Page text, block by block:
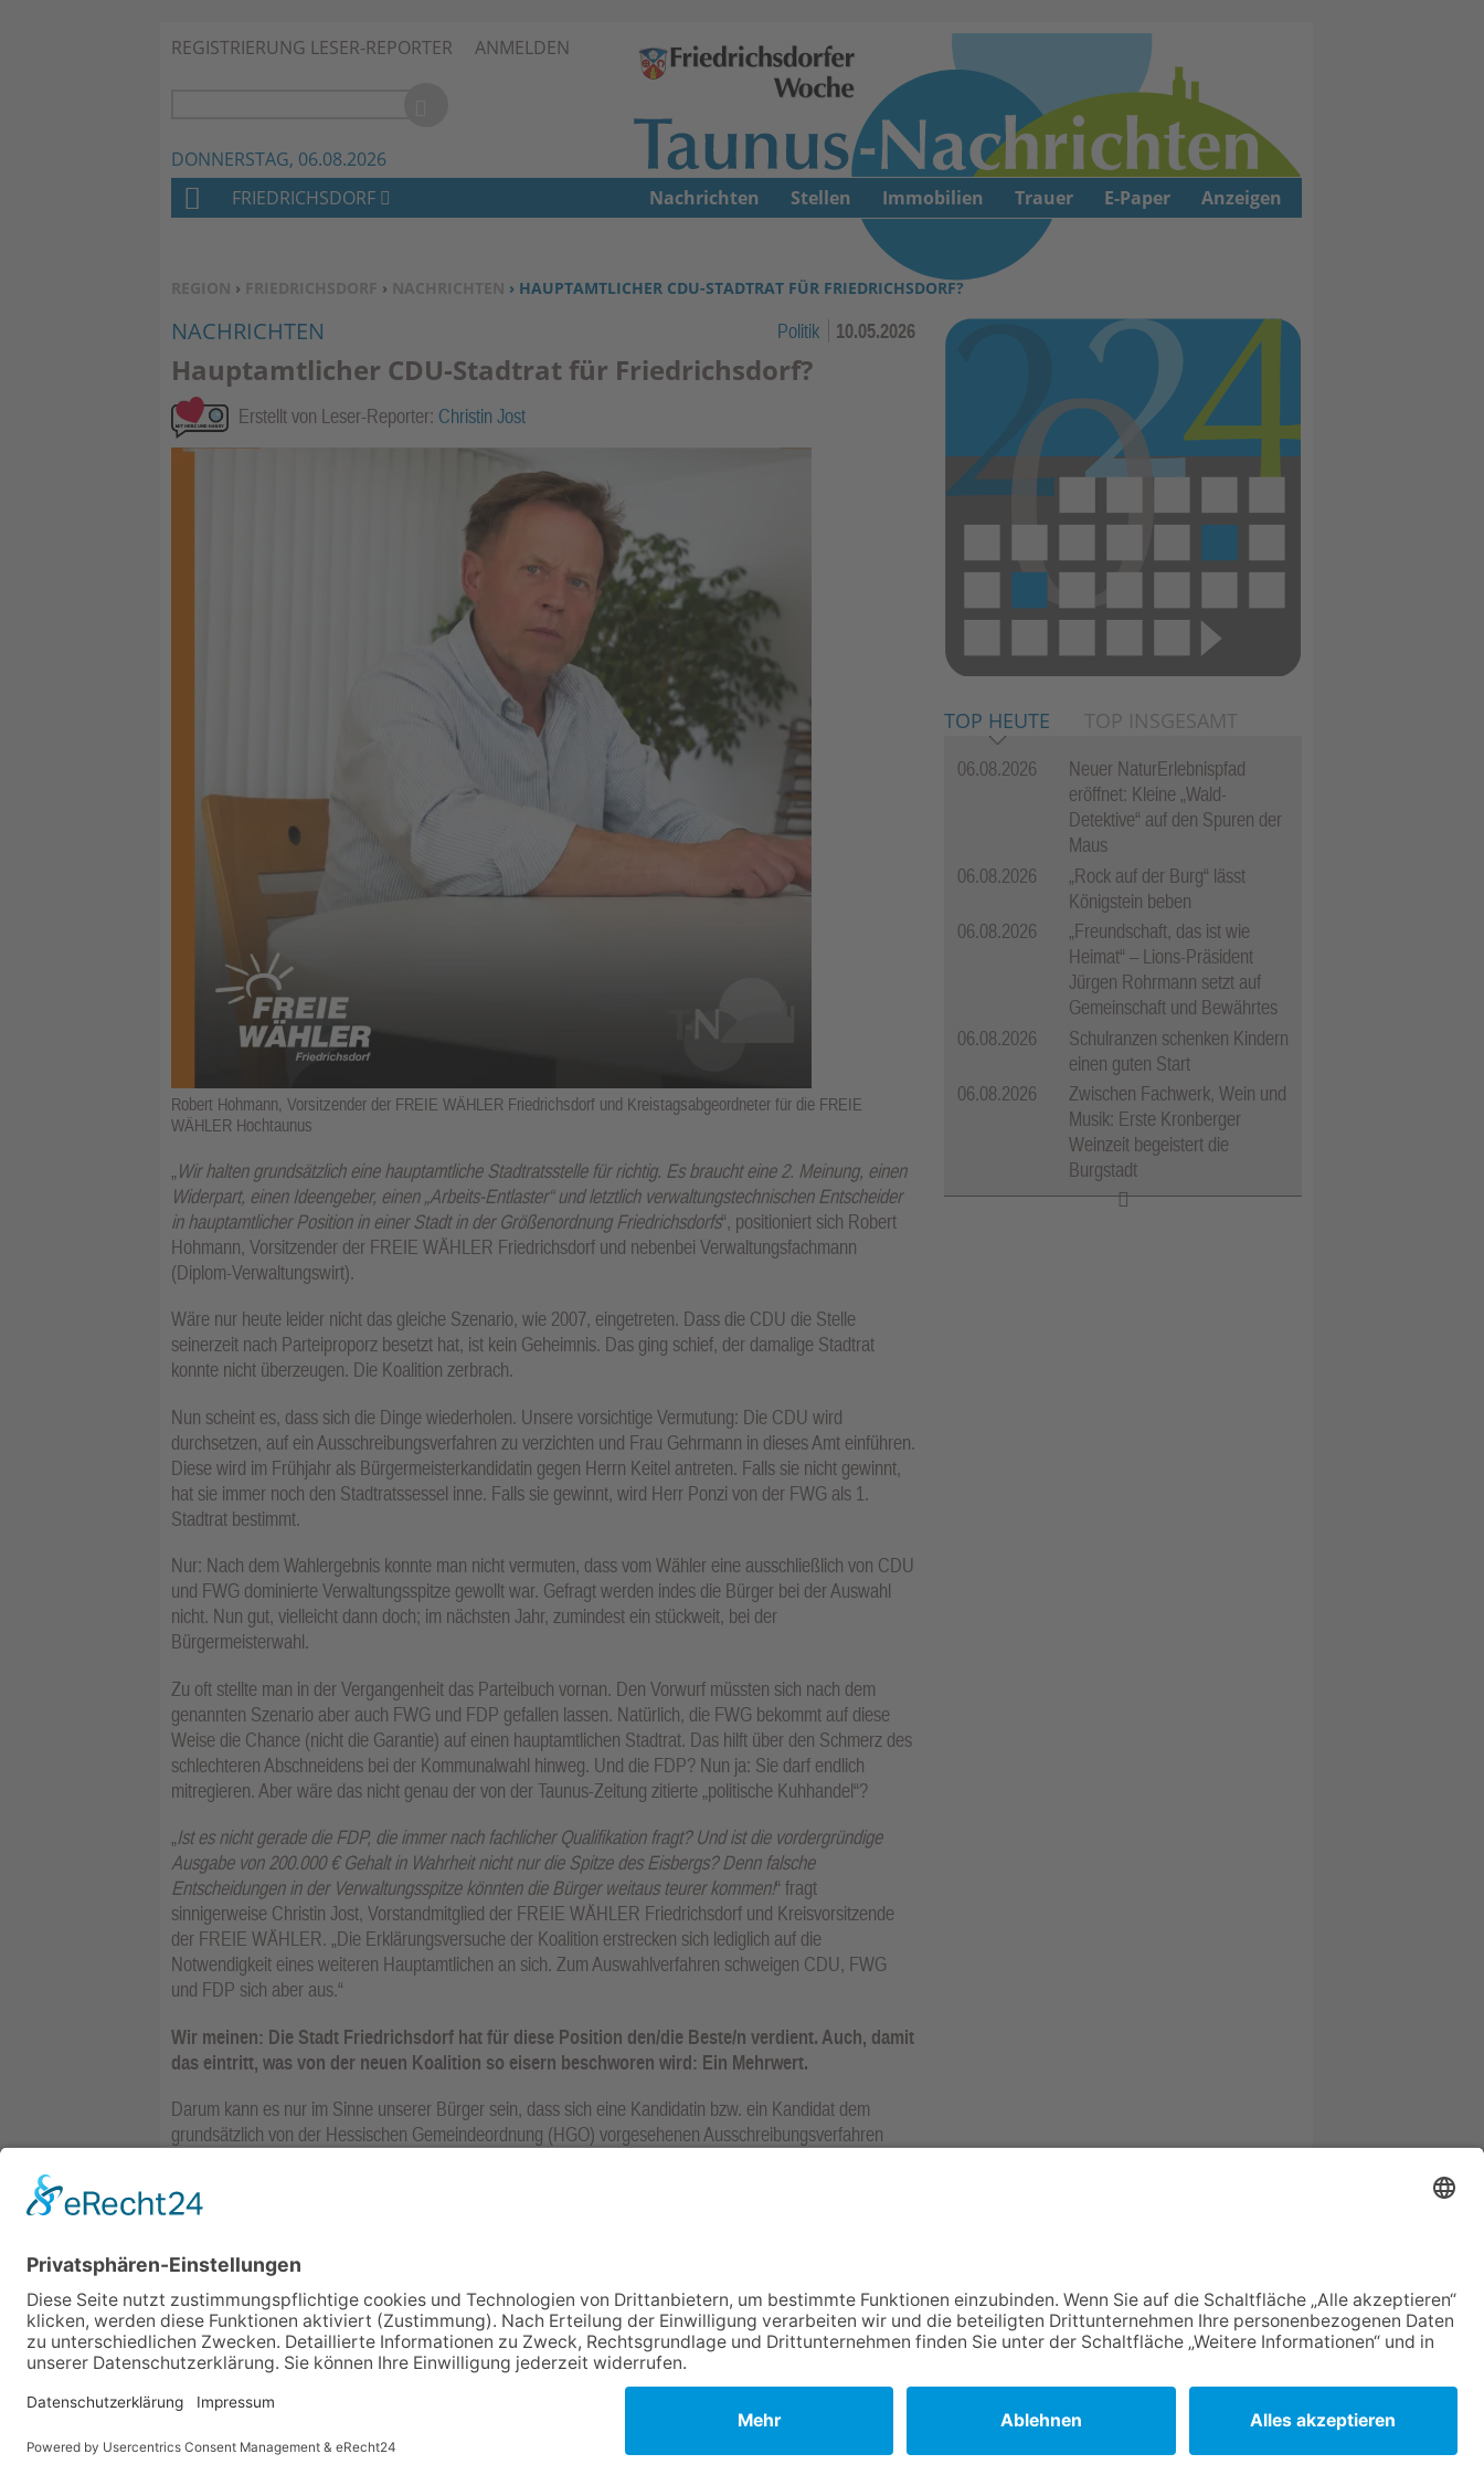
Zum Inhalt springen ↓
REGISTRIERUNG LESER-REPORTER ANMELDEN
DONNERSTAG, 06.08.2026
SIE BEFINDEN SICH HIER:
REGION › FRIEDRICHSDORF › NACHRICHTEN › HAUPTAMTLICHER CDU-STADTRAT FÜR FRIEDRICHSDORF?
NACHRICHTEN Politik 10.05.2026
Hauptamtlicher CDU-Stadtrat für Friedrichsdorf?
Erstellt von Leser-Reporter: Christin Jost
Robert Hohmann, Vorsitzender der FREIE WÄHLER Friedrichsdorf und Kreistagsabgeordneter für die FREIE
WÄHLER Hochtaunus
„Wir halten grundsätzlich eine hauptamtliche Stadtratsstelle für richtig. Es braucht eine 2. Meinung, einen
Widerpart, einen Ideengeber, einen „Arbeits-Entlaster“ und letztlich verwaltungstechnischen Entscheider
in hauptamtlicher Position in einer Stadt in der Größenordnung Friedrichsdorfs“, positioniert sich Robert
Hohmann, Vorsitzender der FREIE WÄHLER Friedrichsdorf und nebenbei Verwaltungsfachmann
(Diplom-Verwaltungswirt).
Wäre nur heute leider nicht das gleiche Szenario, wie 2007, eingetreten. Dass die CDU die Stelle
seinerzeit nach Parteiproporz besetzt hat, ist kein Geheimnis. Das ging schief, der damalige Stadtrat
konnte nicht überzeugen. Die Koalition zerbrach.
Nun scheint es, dass sich die Dinge wiederholen. Unsere vorsichtige Vermutung: Die CDU wird
durchsetzen, auf ein Ausschreibungsverfahren zu verzichten und Frau Gehrmann in dieses Amt einführen.
Diese wird im Frühjahr als Bürgermeisterkandidatin gegen Herrn Keitel antreten. Falls sie nicht gewinnt,
hat sie immer noch den Stadtratssessel inne. Falls sie gewinnt, wird Herr Ponzi von der FWG als 1.
Stadtrat bestimmt.
Nur: Nach dem Wahlergebnis konnte man nicht vermuten, dass vom Wähler eine ausschließlich von CDU
und FWG dominierte Verwaltungsspitze gewollt war. Gefragt werden indes die Bürger bei der Auswahl
nicht. Nun gut, vielleicht dann doch; im nächsten Jahr, zumindest ein stückweit, bei der
Bürgermeisterwahl.
Zu oft stellte man in der Vergangenheit das Parteibuch vornan. Den Vorwurf müssten sich nach dem
genannten Szenario aber auch FWG und FDP gefallen lassen. Natürlich, die FWG bekommt auf diese
Weise die Chance (nicht die Garantie) auf einen hauptamtlichen Stadtrat. Das hilft über den Schmerz des
schlechteren Abschneidens bei der Kommunalwahl hinweg. Und die FDP? Nun ja: Sie darf endlich
mitregieren. Aber wäre das nicht genau der von der Taunus-Zeitung zitierte „politische Kuhhandel“?
„Ist es nicht gerade die FDP, die immer nach fachlicher Qualifikation fragt? Und ist die vordergründige
Ausgabe von 200.000 € Gehalt in Wahrheit nicht nur die Spitze des Eisbergs? Denn falsche
Entscheidungen in der Verwaltungsspitze könnten die Bürger weitaus teurer kommen!“ fragt
sinnigerweise Christin Jost, Vorstandmitglied der FREIE WÄHLER Friedrichsdorf und Kreisvorsitzende
der FREIE WÄHLER. „Die Erklärungsversuche der Koalition erstrecken sich lediglich auf die
Notwendigkeit eines weiteren Hauptamtlichen an sich. Zum Auswahlverfahren schweigen CDU, FWG
und FDP sich aber aus.“
Wir meinen: Die Stadt Friedrichsdorf hat für diese Position den/die Beste/n verdient. Auch, damit
das eintritt, was von der neuen Koalition so eisern beschworen wird: Ein Mehrwert.
Darum kann es nur im Sinne unserer Bürger sein, dass sich eine Kandidatin bzw. ein Kandidat dem
grundsätzlich von der Hessischen Gemeindeordnung (HGO) vorgesehenen Ausschreibungsverfahren
Artikel melden
TOP HEUTE TOP INSGESAMT
06.08.2026
Neuer NaturErlebnispfad
eröffnet: Kleine „Wald-
Detektive“ auf den Spuren der
Maus
06.08.2026
„Rock auf der Burg“ lässt
Königstein beben
06.08.2026
„Freundschaft, das ist wie
Heimat“ – Lions-Präsident
Jürgen Rohrmann setzt auf
Gemeinschaft und Bewährtes
06.08.2026
Schulranzen schenken Kindern
einen guten Start
06.08.2026
Zwischen Fachwerk, Wein und
Musik: Erste Kronberger
Weinzeit begeistert die
Burgstadt
H
M
E
FRIEDRICHSDORF Nachrichten Stellen Immobilien Trauer E-Paper Anzeigen
NACH OBEN
Impressum Datenschutz
Copyright Taunus Nachrichten 2009 bis 2026
Powered bynative:media.